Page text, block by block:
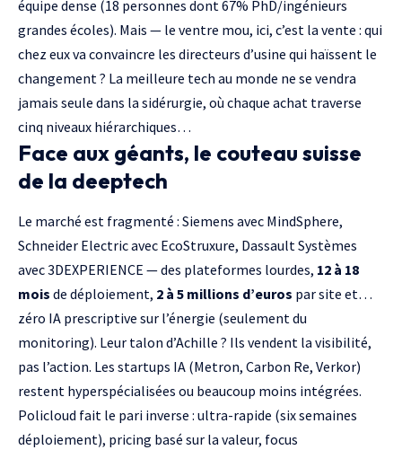
équipe dense (18 personnes dont 67% PhD/ingénieurs
grandes écoles). Mais — le ventre mou, ici, c’est la vente : qui
chez eux va convaincre les directeurs d’usine qui haïssent le
changement ? La meilleure tech au monde ne se vendra
jamais seule dans la sidérurgie, où chaque achat traverse
cinq niveaux hiérarchiques…
Face aux géants, le couteau suisse
de la deeptech
Le marché est fragmenté : Siemens avec MindSphere,
Schneider Electricavec EcoStruxure, Dassault Systèmes
avec 3DEXPERIENCE — des plateformes lourdes, 12 à 18
mois de déploiement, 2 à 5 millions d’euros par site et…
zéro IA prescriptive sur l’énergie (seulement du
monitoring). Leur talon d’Achille ? Ils vendent la visibilité,
pas l’action. Les startups IA (Metron, Carbon Re, Verkor)
restent hyperspécialisées ou beaucoup moins intégrées.
Policloud fait le pari inverse : ultra-rapide (six semaines
déploiement), pricing basé sur la valeur, focus